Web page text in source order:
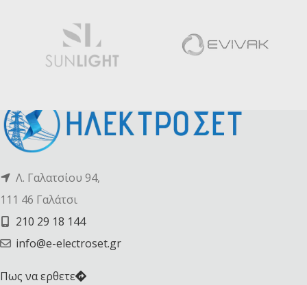
Λ. Γαλατσίου 94,
111 46 Γαλάτσι
210 29 18 144
info@e-electroset.gr
Πως να ερθετε